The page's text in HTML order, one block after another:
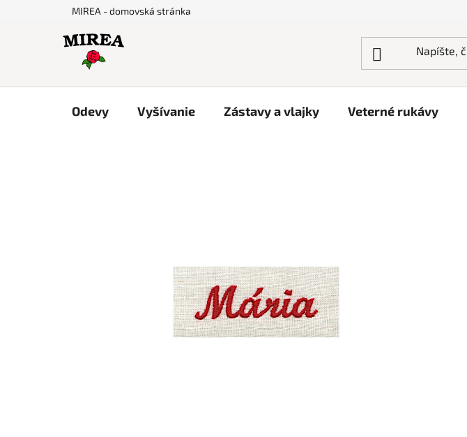
MIREA - domovská stránka
Odevy Vyšívanie Zástavy a vlajky Veterné rukávy